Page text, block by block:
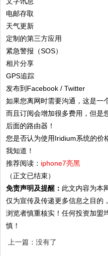
电邮存取
天气更新
定制的第三方应用
紧急警报（SOS）
相片分享
GPS追踪
发布到Facebook / Twitter
如果您离网时需要沟通，这是一
而且订阅会增加很多费用，但是
后面的路由器！
您是否认为使用Iridium系统的价
我知道！
推荐阅读： iphone7亮黑
（正文已结束）
免责声明及提醒： 此文内容为本
仅为宣传及传递更多信息之目的
浏览者慎重核实！任何投资加盟
慎！
上一篇：没有了